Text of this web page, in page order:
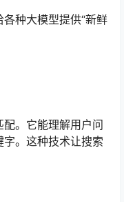
各种大模型提供“新鲜
。它能理解用户问
。这种技术让搜索